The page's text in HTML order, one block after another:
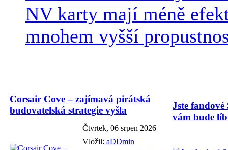
NV karty mají méně
mnohem vyšší
Corsair Cove – zajímavá pirátská
budovatelská strategie vyšla
Čtvrtek, 06 srpen 2026
Vložil: aDDmin
Jste
vám bude